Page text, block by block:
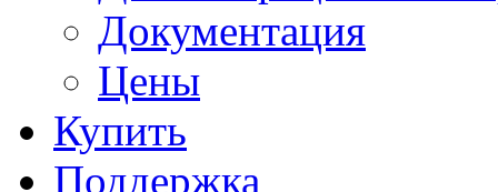
Документация
Цены
Купить
Поддержка